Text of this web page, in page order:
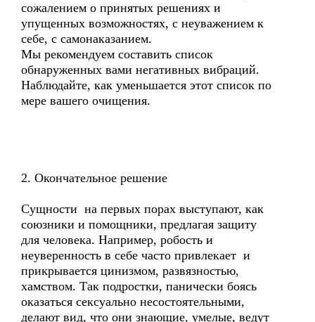
сожалением о принятых решениях и
упущенных возможностях, с неуважением к
себе, с самонаказанием.
Мы рекомендуем составить список
обнаруженных вами негативных вибраций.
Наблюдайте, как уменьшается этот список по
мере вашего очищения.
2. Окончательное решение
Сущности на первых порах выступают, как
союзники и помощники, предлагая защиту
для человека. Например, робость и
неуверенность в себе часто привлекает и
прикрывается цинизмом, развязностью,
хамством. Так подростки, панически боясь
оказаться сексуально несостоятельными,
делают вид, что они знающие, умелые, ведут